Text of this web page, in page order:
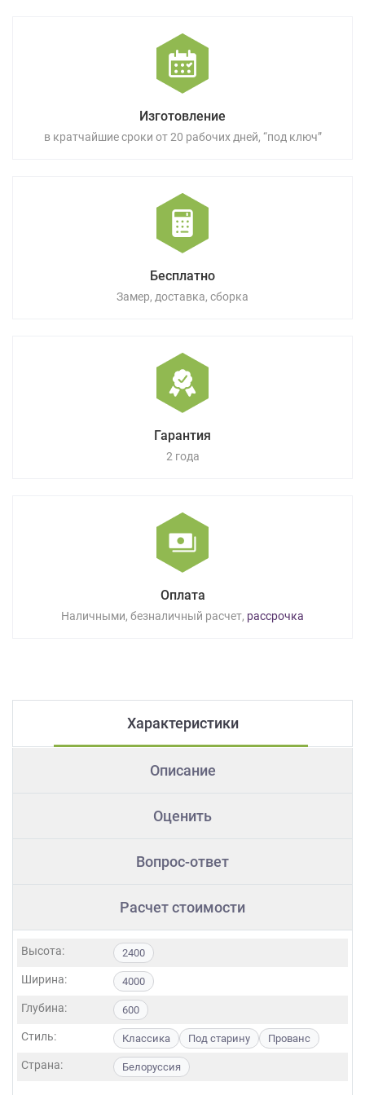
Изготовление
в кратчайшие сроки от 20 рабочих дней, “под ключ”
Бесплатно
Замер, доставка, сборка
Гарантия
2 года
Оплата
Наличными, безналичный расчет, рассрочка
Характеристики
Описание
Оценить
Вопрос-ответ
Расчет стоимости
Высота: 2400
Ширина: 4000
Глубина: 600
Стиль: Классика Под старину Прованс
Страна: Белоруссия